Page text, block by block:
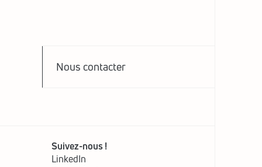
Nous contacter
Suivez-nous !
LinkedIn